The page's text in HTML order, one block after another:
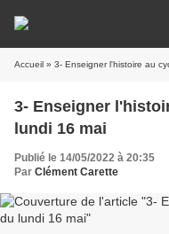
Accueil » 3- Enseigner l'histoire au
3- Enseigner
lundi 16 mai
Publié le 14/05/2022 à 20:35
Par Clément Carette